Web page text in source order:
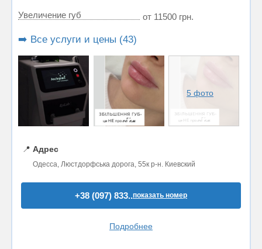
Увеличение губ от 11500 грн.
➡️ Все услуги и цены (43)
5 фото
📍 Адрес
Одесса, Люстдорфська дорога, 55к р-н. Киевский
+38 (097) 833..показать номер
Подробнее